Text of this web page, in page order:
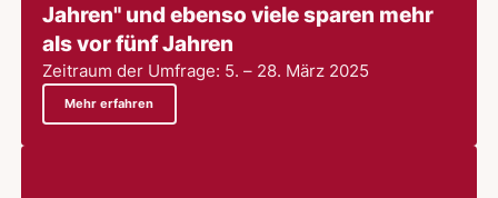
Jahren" und ebenso viele sparen mehr
als vor fünf Jahren
Zeitraum der Umfrage: 5. – 28. März 2025
Mehr erfahren